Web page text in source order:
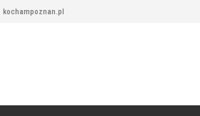
kochampoznan.pl